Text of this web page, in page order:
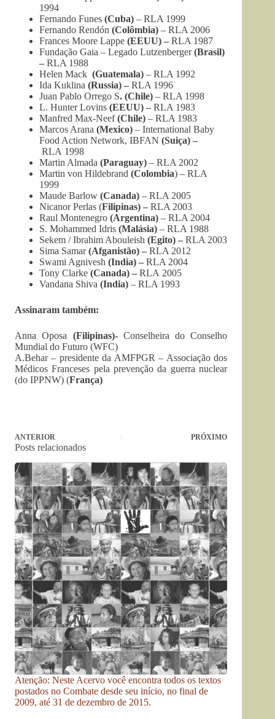
1994
Fernando Funes (Cuba) – RLA 1999
Fernando Rendón (Colômbia) – RLA 2006
Frances Moore Lappe (EEUU) – RLA 1987
Fundação Gaia – Legado Lutzenberger(Brasil)
– RLA 1988
Helen Mack (Guatemala) – RLA 1992
Ida Kuklina (Russia) – RLA 1996
Juan Pablo Orrego S. (Chile) – RLA 1998
L. Hunter Lovins (EEUU) – RLA 1983
Manfred Max-Neef(Chile) – RLA 1983
Marcos Arana (Mexico) – International Baby
Food Action Network, IBFAN (Suiça) –
RLA 1998
Martin Almada (Paraguay) – RLA 2002
Martin von Hildebrand (Colombia) – RLA
1999
Maude Barlow (Canada) – RLA 2005
Nicanor Perlas (Filipinas) – RLA 2003
Raul Montenegro (Argentina) – RLA 2004
S. Mohammed Idris (Malásia) – RLA 1988
Sekem / Ibrahim Abouleish (Egito) – RLA 2003
Sima Samar(Afganistão) – RLA 2012
Swami Agnivesh (India) – RLA 2004
Tony Clarke (Canada) – RLA 2005
Vandana Shiva (India) – RLA 1993
Assinaram também:
Anna Oposa (Filipinas)-Conselheira do Conselho
Mundial do Futuro (WFC)
A.Behar – presidente da AMFPGR – Associação dos
Médicos Franceses pela prevenção da guerra nuclear
(do IPPNW) (França)
ANTERIOR PRÓXIMO
Posts relacionados
Atenção: Neste Acervo você encontra todos os textos
postados no Combate desde seu início, no final de
2009, até 31 de dezembro de 2015.